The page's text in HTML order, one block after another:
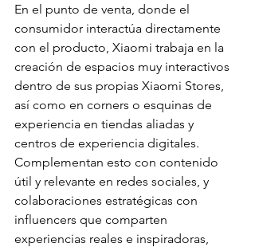
En el punto de venta, donde el
consumidor interactúa directamente
con el producto, Xiaomi trabaja en la
creación de espacios muy interactivos
dentro de sus propias Xiaomi Stores,
así como en corners o esquinas de
experiencia en tiendas aliadas y
centros de experiencia digitales.
Complementan esto con contenido
útil y relevante en redes sociales, y
colaboraciones estratégicas con
influencers que comparten
experiencias reales e inspiradoras,